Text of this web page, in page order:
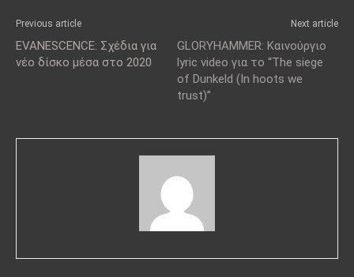
Previous article
EVANESCENCE: Σχέδια για
νέο δίσκο μέσα στο 2020
Next article
GLORYHAMMER: Καινούργιο
lyric video για το “The siege
of Dunkeld (In hoots we
trust)”